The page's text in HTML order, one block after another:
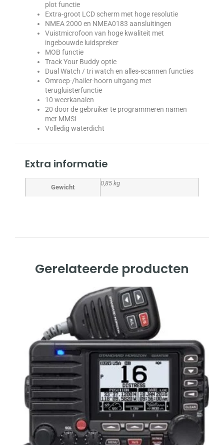
plot functie
Extra-groot LCD scherm met hoge resolutie
NMEA 2000 en NMEA0183 aansluitingen
Vuistmicrofoon van hoge kwaliteit met
ingebouwde luidspreker
MOB functie
Track Your Buddy optie
Dual Watch / tri watch en alles-scannen functies
Omroep-/hailer-hoorn uitgang met
terugluisterfunctie
10 weerkanalen
20 door de gebruiker te programmeren namen
met MMSI
Volledig waterdicht
Extra informatie
Gewicht
0,85 kg
Gerelateerde producten